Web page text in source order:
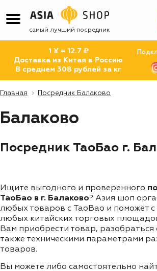
самый лучший посредник
1 ¥ = 12.7 ₽
Доставка из Китая в Россию
В среднем 308 рублей за кг
Главная Посредник Балаково
Балаково
Посредник ТаоБао г.
Ищите выгодного и проверенного
ТаоБао в г. Балаково? Азия шоп
любых товаров с TaoBao и поможет с
любых китайских торговых
Вам приобрести товар, разобраться
также техническими параметрами
товаров.
Вы можете либо самостоятельно